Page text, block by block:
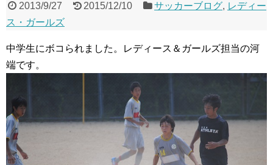
2013/9/27 2015/12/10 サッカーブログ, レディー
ス・ガールズ
中学生にボコられました。レディース＆ガールズ担当の河
端です。